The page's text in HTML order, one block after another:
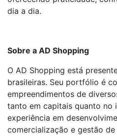
dia a dia.
Sobre a AD Shopping
O AD Shopping está
brasileiras. Seu portfólio é
empreendimentos de
tanto em capitais quanto no
experiência em
comercialização e gestão